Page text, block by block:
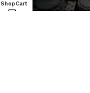
ShopCart